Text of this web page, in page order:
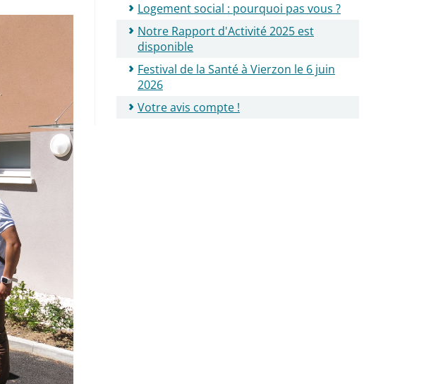
Logement social : pourquoi pas vous ?
Notre Rapport d'Activité 2025 est
disponible
Festival de la Santé à Vierzon le 6 juin
2026
Votre avis compte !